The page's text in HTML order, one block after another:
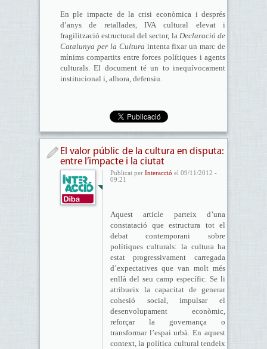
En ple impacte de la crisi econòmica i després
d’anys de retallades, IVA cultural elevat i
fragilització estructural del sector, la Declaració de
Catalunya per la Cultura intenta fixar un marc de
mínims compartits entre forces polítiques i agents
culturals. El document té un to inequívocament
institucional i, alhora, defensiu.
El valor públic de la cultura en disputa:
entre l’impacte i la ciutat
Publicat per Interacció el 09/11/2012 -
09:21
Aquest article parteix d’una
constatació que estructura tot el
debat contemporani sobre
polítiques culturals: la cultura ha
estat progressivament carregada
d’expectatives que van molt més
enllà del seu camp específic. Se li
atribueix la capacitat de generar
cohesió social, impulsar el
desenvolupament econòmic,
reforçar la governança o
transformar l’espai urbà. En aquest
context, la política cultural tendeix